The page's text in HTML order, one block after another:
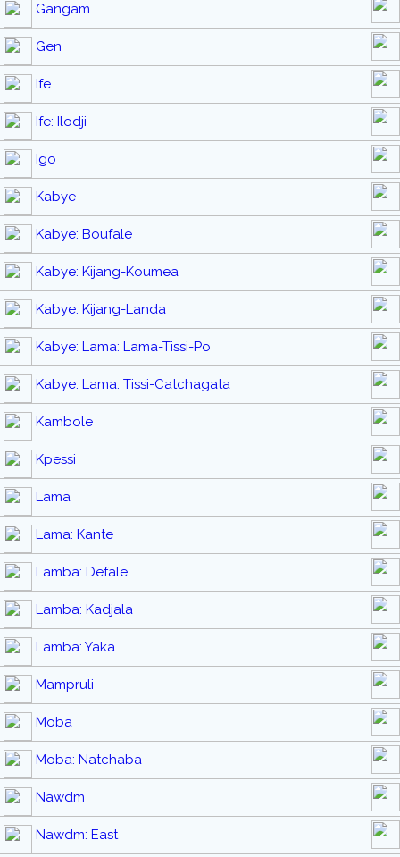
Gangam
Gen
Ife
Ife: Ilodji
Igo
Kabye
Kabye: Boufale
Kabye: Kijang-Koumea
Kabye: Kijang-Landa
Kabye: Lama: Lama-Tissi-Po
Kabye: Lama: Tissi-Catchagata
Kambole
Kpessi
Lama
Lama: Kante
Lamba: Defale
Lamba: Kadjala
Lamba: Yaka
Mampruli
Moba
Moba: Natchaba
Nawdm
Nawdm: East